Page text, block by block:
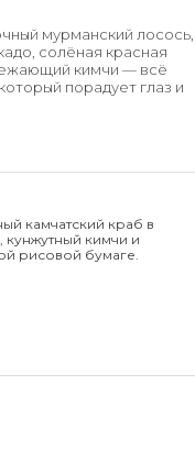
мурманский лосось,
солёная красная
кимчи — всё
порадует глаз и
камчатский краб в
кунжутный кимчи и
рисовой бумаге.